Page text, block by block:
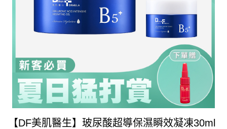
【DF美肌醫生】玻尿酸超導保濕瞬效凝凍30ml